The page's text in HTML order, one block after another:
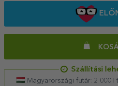
Szállítási
Magyarországi futár: 2 000 Ft